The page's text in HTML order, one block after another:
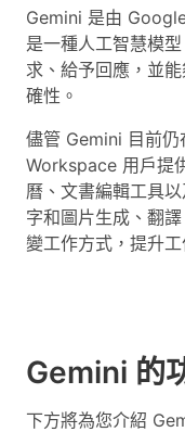
Gemini 是由
是一種人工智慧模
求、給予回應，並
確性。
儘管 Gemini 目前
Workspace 用戶提
曆、文書編輯工具
字和圖片生成、翻
變工作方式，提升工
Gemini 的
下方將為您介紹